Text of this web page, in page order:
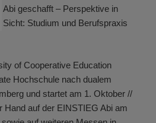
Abi geschafft – Perspektive in
Sicht: Studium und Berufspraxis
of Cooperative Education
Hochschule nach dualem
und startet am 1. Oktober //
Hand auf der EINSTIEG Abi am